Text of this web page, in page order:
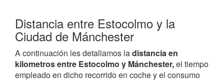
Distancia entre Estocolmo y la
Ciudad de Mánchester
A continuación les detallamos ladistancia en
kilometros entre Estocolmo y Mánchester,el tiempo
empleado en dicho recorrido en coche y el consumo